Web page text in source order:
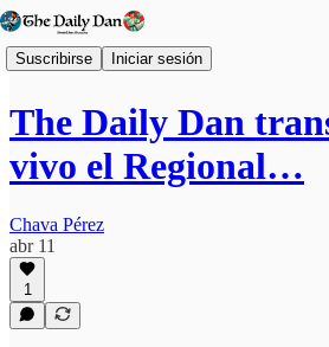
Suscribirse Iniciar sesión
The Daily Dan
vivo el Regional…
Chava Pérez
abr 11
1